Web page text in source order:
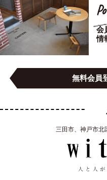
会
情
無料会員
三田市、神戸市北